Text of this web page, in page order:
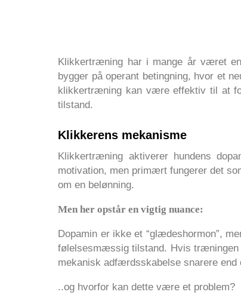
Klikkertræning har i mange år været
bygger på operant betingning, hvor et
klikkertræning kan være effektiv til at
tilstand.
Klikkerens mekanisme
Klikkertræning aktiverer hundens
motivation, men primært fungerer det
om en belønning.
Men her opstår en vigtig nuance:
Dopamin er ikke et “glædeshormon”,
følelsesmæssig tilstand. Hvis
mekanisk adfærdsskabelse snarere
..og hvorfor kan dette være et problem?